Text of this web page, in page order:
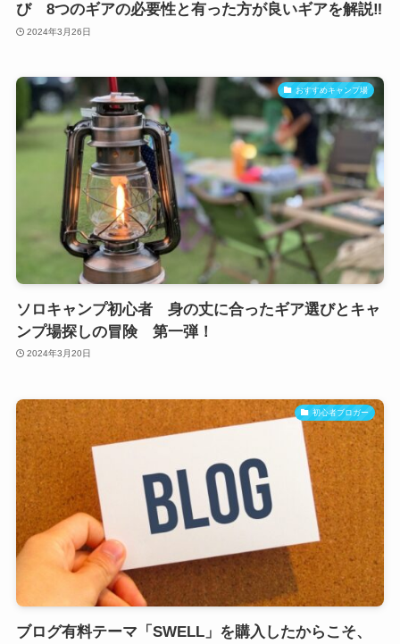
び 8つのギアの必要性と有った方が良いギアを解説‼
2024年3月26日
おすすめキャンプ場
ソロキャンプ初心者 身の丈に合ったギア選びとキャ
ンプ場探しの冒険 第一弾！
2024年3月20日
初心者ブロガー
ブログ有料テーマ「SWELL」を購入したからこそ、